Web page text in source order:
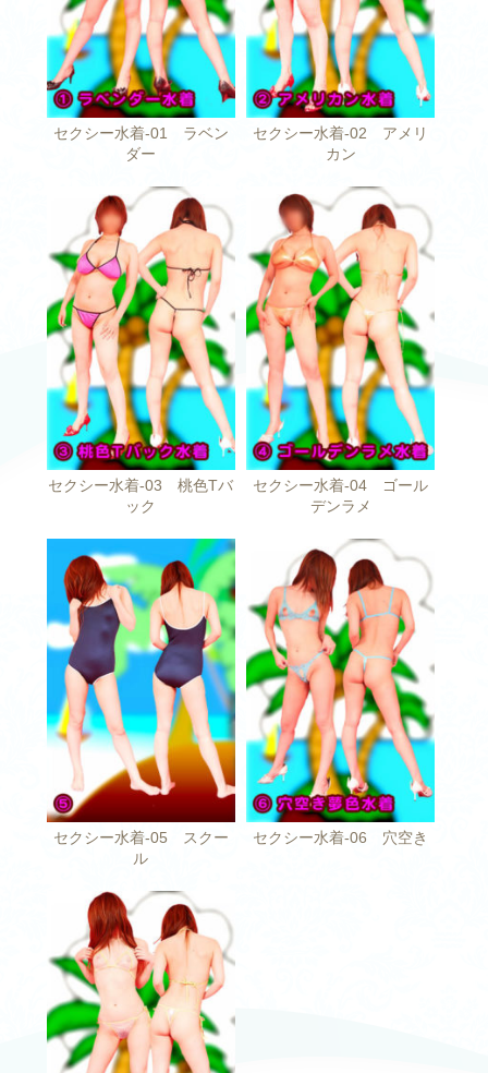
セクシー水着-01 ラベン
ダー
セクシー水着-02 アメリ
カン
セクシー水着-03 桃色Tバ
ック
セクシー水着-04 ゴール
デンラメ
セクシー水着-05 スクー
ル
セクシー水着-06 穴空き